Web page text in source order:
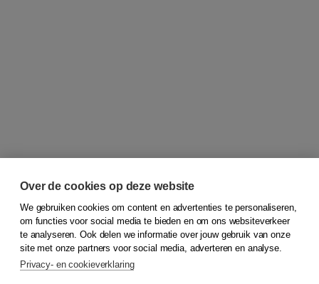
© 2026Koninklijke Boom uitgevers
Over de cookies op deze website
We gebruiken cookies om content en advertenties te personaliseren,
om functies voor social media te bieden en om ons websiteverkeer
te analyseren. Ook delen we informatie over jouw gebruik van onze
site met onze partners voor social media, adverteren en analyse.
Privacy- en cookieverklaring